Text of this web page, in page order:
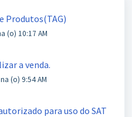
Produtos(TAG)
(o) 10:17 AM
a venda.
(o) 9:54 AM
para uso do SAT